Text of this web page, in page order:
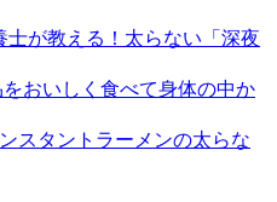
が教える！太らない「深夜
をおいしく食べて身体の中か
スタントラーメンの太らな